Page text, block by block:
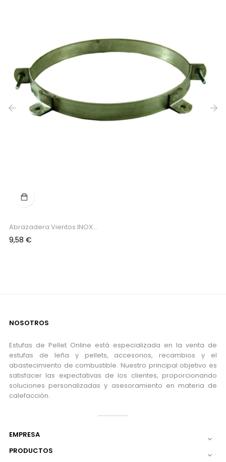
Abrazadera Vientos INOX...
Precio
9,58 €
NOSOTROS
Estufas de Pellet Online está especializada en la venta de
estufas de leña y pellets, accesorios, recambios y el
abastecimiento de combustible. Nuestro principal objetivo es
satisfacer las expectativas de los clientes, proporcionando
soluciones personalizadas y asesoramiento en materia de
calefacción.
EMPRESA 
PRODUCTOS 